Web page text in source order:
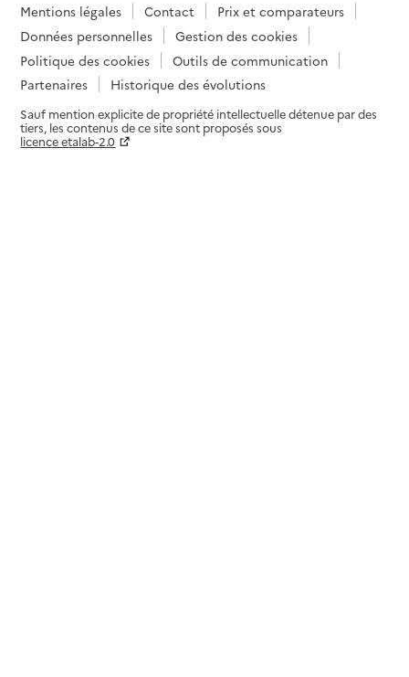
Mentions légales
Contact
Prix et comparateurs
Données personnelles
Gestion des cookies
Politique des cookies
Outils de communication
Partenaires
Historique des évolutions
Sauf mention explicite de propriété intellectuelle détenue par des
tiers, les contenus de ce site sont proposés sous
licence etalab-2.0